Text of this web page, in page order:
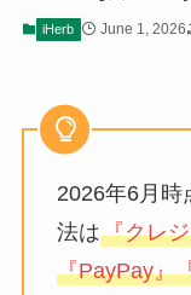
iHerb June 1, 2026
2026年6月時
法は『クレ
『PayPay』